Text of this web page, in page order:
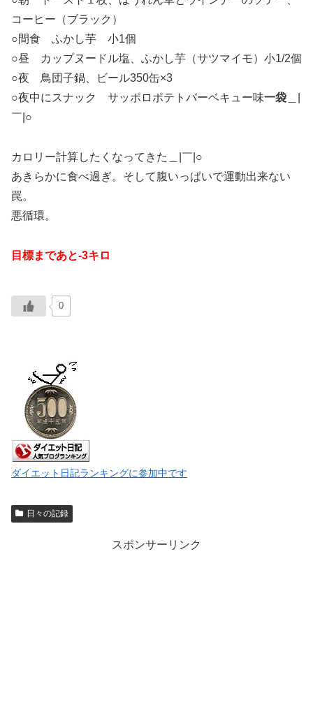
コーヒー（ブラック）
○間食 ふかし芋 小1個
○昼 カップヌードル塩、ふかし芋（サツマイモ）小1/2個
○夜 鳥団子鍋、ビール350缶×3
○夜中にスナック サッポロポテトバーベキュー味一袋
￣|○
カロリー計算したくなってきた＿|￣|○
あきらかに食べ過ぎ。そして腹いっぱいで運動出来ない
罠。
悪循環。
目標まであと-3キロ
0
ダイエット日記ランキングに参加中です
日々の記録
スポンサーリンク